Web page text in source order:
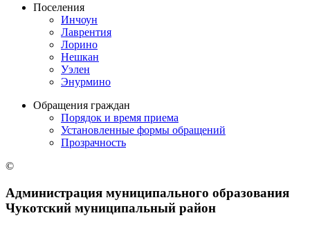
Поселения
Инчоун
Лаврентия
Лорино
Нешкан
Уэлен
Энурмино
Обращения граждан
Порядок и время приема
Установленные формы обращений
Прозрачность
©
Администрация муниципального образования
Чукотский муниципальный район